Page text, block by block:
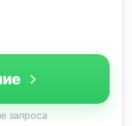
запроса